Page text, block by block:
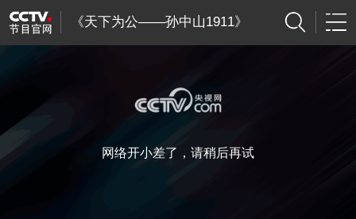
《天下为公――孙中山1911》
网络开小差了，请稍后再试